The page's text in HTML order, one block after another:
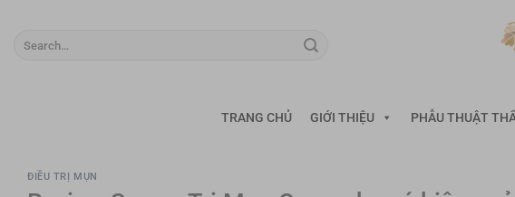
content
TRANG CHỦ GIỚI THIỆU PHẪU THUẬT
ĐIỀU TRỊ MỤN